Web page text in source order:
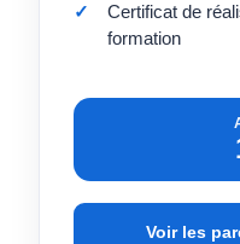
Certificat de
formation
Voir les